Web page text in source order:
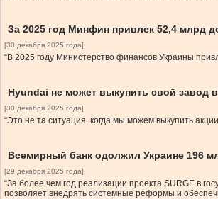
За 2025 год Минфин привлек 52,4 млрд
[30 декабря 2025 года]
“В 2025 году Министерство финансов Украины
Hyundai не может выкупить свой завод
[30 декабря 2025 года]
“Это не та ситуация, когда мы можем выкупить
Всемирный банк одолжил Украине 196
[29 декабря 2025 года]
“За более чем год реализации проекта SURGE в
позволяет внедрять системные реформы и